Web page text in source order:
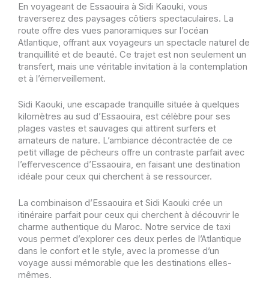
En voyageant de Essaouira à Sidi Kaouki, vous
traverserez des paysages côtiers spectaculaires. La
route offre des vues panoramiques sur l’océan
Atlantique, offrant aux voyageurs un spectacle naturel de
tranquillité et de beauté. Ce trajet est non seulement un
transfert, mais une véritable invitation à la contemplation
et à l’émerveillement.
Sidi Kaouki, une escapade tranquille située à quelques
kilomètres au sud d’Essaouira, est célèbre pour ses
plages vastes et sauvages qui attirent surfers et
amateurs de nature. L’ambiance décontractée de ce
petit village de pêcheurs offre un contraste parfait avec
l’effervescence d’Essaouira, en faisant une destination
idéale pour ceux qui cherchent à se ressourcer.
La combinaison d’Essaouira et Sidi Kaouki crée un
itinéraire parfait pour ceux qui cherchent à découvrir le
charme authentique du Maroc. Notre service de taxi
vous permet d’explorer ces deux perles de l’Atlantique
dans le confort et le style, avec la promesse d’un
voyage aussi mémorable que les destinations elles-
mêmes.